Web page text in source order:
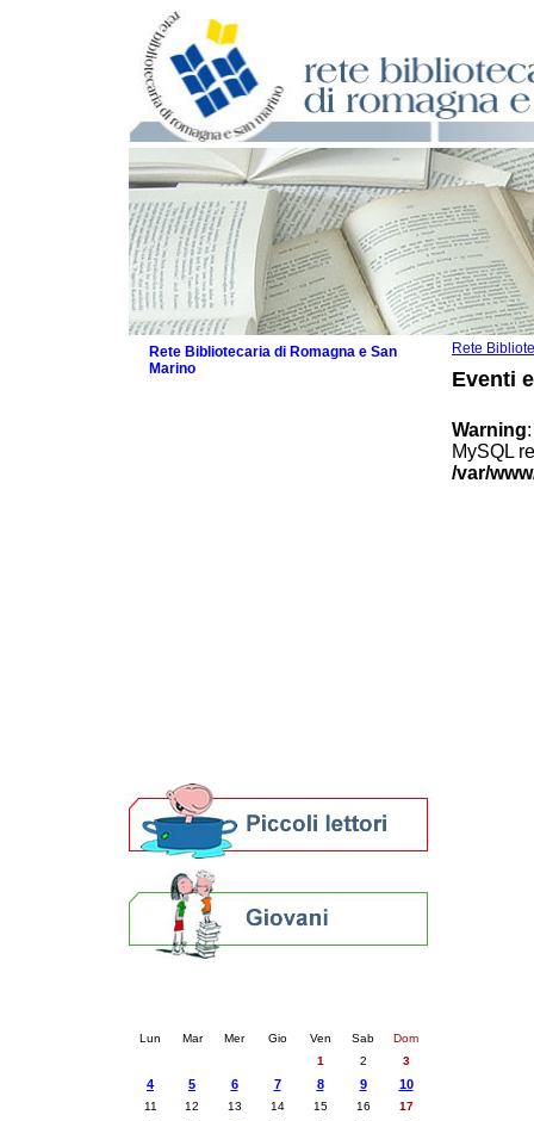
Rete
Eventi
Warning
MySQL
/var/
Rete Bibliotecaria di Romagna e San
Marino
Lun Mar Mer Gio Ven Sab
Dom
1
2 3
4 5 6 7 8 9 10
11 12 13 14 15 16
17